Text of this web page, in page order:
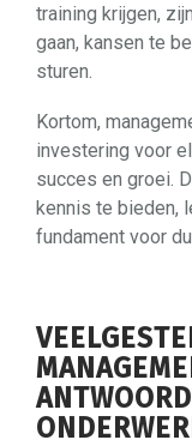
training krijgen,
gaan, kansen te
sturen.
Kortom,
investering voor
succes en groei.
kennis te bieden,
fundament voor